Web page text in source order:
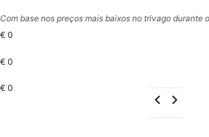
Com base nos preços mais baixos no trivago durante
€ 0
€ 0
€ 0